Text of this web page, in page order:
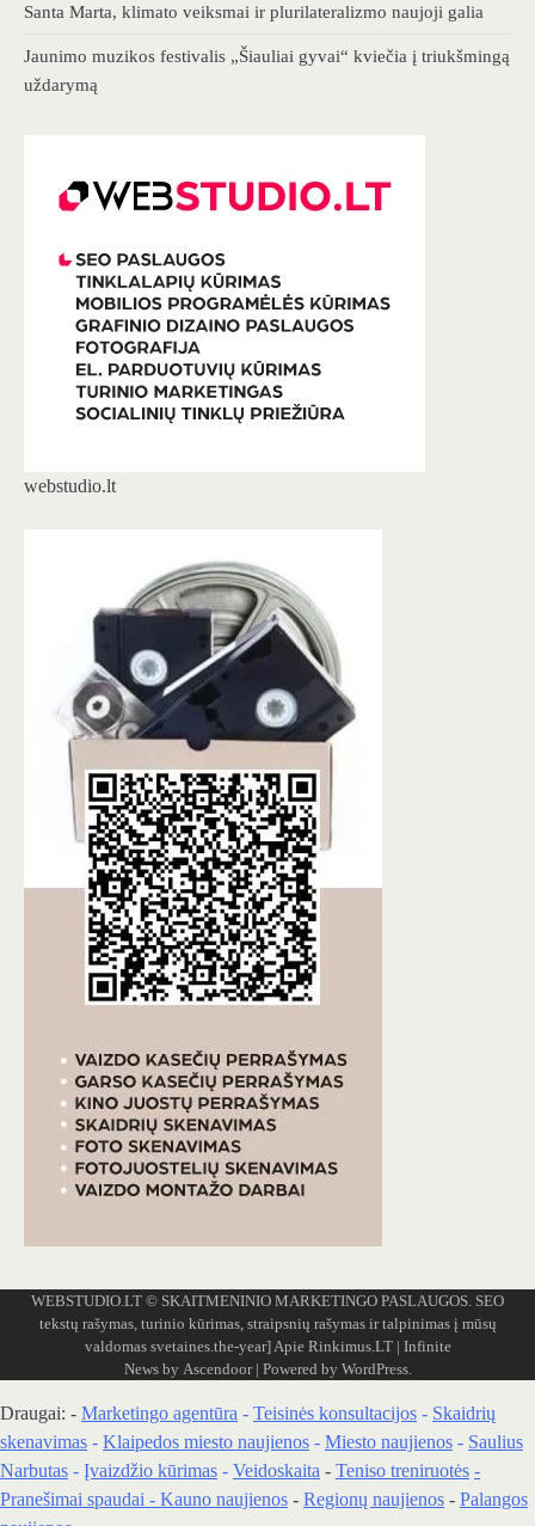
Santa Marta, klimato veiksmai ir plurilateralizmo naujoji galia
Jaunimo muzikos festivalis „Šiauliai gyvai“ kviečia į triukšmingą
uždarymą
webstudio.lt
WEBSTUDIO.LT © SKAITMENINIO MARKETINGO PASLAUGOS. SEO
tekstų rašymas, turinio kūrimas, straipsnių rašymas ir talpinimas į mūsų
valdomas svetaines.the-year] Apie Rinkimus.LT| Infinite
News by Ascendoor| Powered by WordPress.
Draugai: - Marketingo agentūra - Teisinės konsultacijos - Skaidrių
skenavimas - Klaipedos miesto naujienos - Miesto naujienos - Saulius
Narbutas - Įvaizdžio kūrimas - Veidoskaita - Teniso treniruotės -
Pranešimai spaudai - Kauno naujienos - Regionų naujienos - Palangos